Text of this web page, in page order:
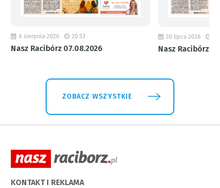
6 sierpnia 2026 20:53
Nasz Racibórz 07.08.2026
30 lipca 2026
Nasz Racibórz
ZOBACZ WSZYSTKIE
KONTAKT I REKLAMA